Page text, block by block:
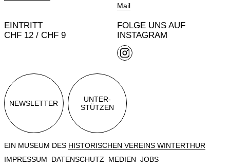
Mail
EINTRITT
CHF 12 / CHF 9
FOLGE UNS AUF
INSTAGRAM
NEWSLETTER
UNTER-
STÜTZEN
EIN MUSEUM DES HISTORISCHEN VEREINS WINTERTHUR
IMPRESSUM
DATENSCHUTZ MEDIEN JOBS